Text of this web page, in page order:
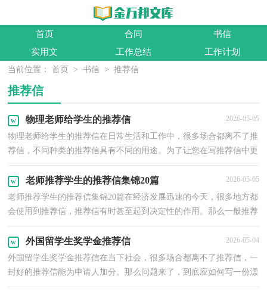
首页 合同
书信
实用文
工作总结 工作计划
当前位置： 首页 > 书信 > 推荐信
推荐信
物理老师给学生的推荐信 2026-05-05
物理老师给学生的推荐信在日常生活和工作中，很多场合都离不了推
荐信，不同种类的推荐信具有不同的用途。为了让您在写推荐信中更
老师推荐学生的推荐信集锦20篇 2026-05-05
老师推荐学生的推荐信集锦20篇在经济发展迅速的今天，很多地方都
会使用到推荐信，推荐信有时甚至起到决定性的作用。那么一般推荐
外国留学生奖学金推荐信 2026-05-04
外国留学生奖学金推荐信在当下社会，很多场合都离不了推荐信，一
封好的推荐信能为申请人加分。那么问题来了，到底应如何写一份漂